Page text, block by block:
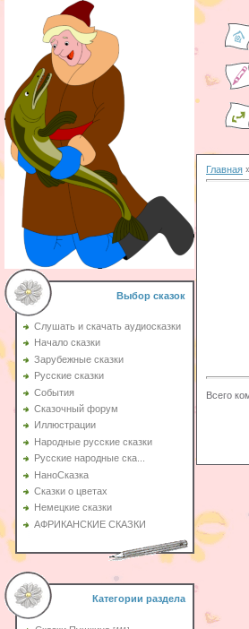
Выбор сказок
Слушать и скачать аудиосказки
Начало сказки
Зарубежные сказки
Русские сказки
События
Сказочный форум
Иллюстрации
Народные русские сказки
Русские народные ска...
НаноСказка
Сказки о цветах
Немецкие сказки
АФРИКАНСКИЕ СКАЗКИ
Категории раздела
Главная
Всего